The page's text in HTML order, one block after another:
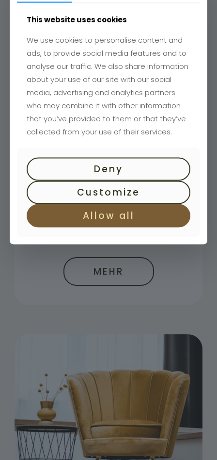
Türen
Innentüren
Türen nach Maß
Innentüren
Holztüren
Glastüren
MEHR
This website uses cookies
We use cookies to personalise content and
ads, to provide social media features and to
analyse our traffic. We also share information
about your use of our site with our social
media, advertising and analytics partners
who may combine it with other information
that you’ve provided to them or that they’ve
collected from your use of their services.
Deny
Customize
Allow all